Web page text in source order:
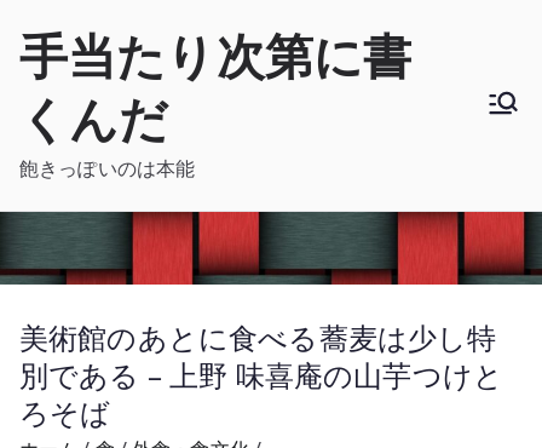
手当たり次第に書
くんだ
飽きっぽいのは本能
美術館のあとに食べる蕎麦は少し特
別である – 上野 味喜庵の山芋つけと
ろそば